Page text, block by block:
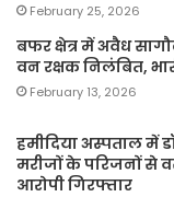
February 25, 2026
बफर क्षेत्र में अवैध
वन रक्षक निलंबित,
February 13, 2026
हमीदिया अस्पताल में
मरीजों के परिजनों से
आरोपी गिरफ्तार